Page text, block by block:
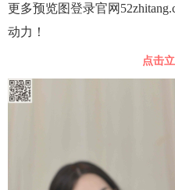
更多预览图登录官网
动力！
点击